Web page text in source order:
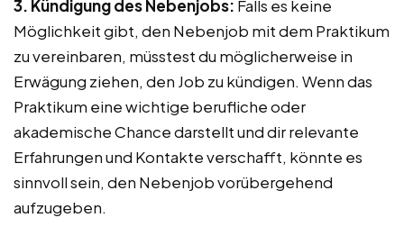
3. Kündigung des Nebenjobs: Falls es keine
Möglichkeit gibt, den Nebenjob mit dem Praktikum
zu vereinbaren, müsstest du möglicherweise in
Erwägung ziehen, den Job zu kündigen. Wenn das
Praktikum eine wichtige berufliche oder
akademische Chance darstellt und dir relevante
Erfahrungen und Kontakte verschafft, könnte es
sinnvoll sein, den Nebenjob vorübergehend
aufzugeben.